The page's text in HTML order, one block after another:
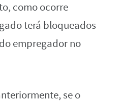
como ocorre
terá bloqueados
empregador no
se o